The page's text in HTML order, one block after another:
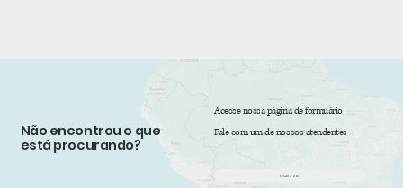
Não encontrou o que
está procurando?
Acesse nossa página de formuário
Fale com um de nossos atendentes
acesse